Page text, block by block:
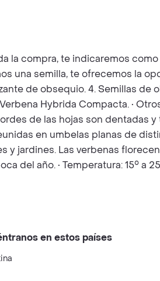
la compra, te indicaremos
una semilla, te ofrecemos la
de obsequio. 4. Semillas
Hybrida Compacta. •
de las hojas son dentadas
en umbelas planas de
y jardines. Las verbenas
del año. • Temperatura: 15° a
en estos países